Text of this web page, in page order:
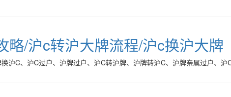
略/沪c转沪大牌流程/沪c换沪大牌
沪C、沪C过户、沪牌过户、沪C转沪牌、沪牌转沪C、沪牌亲属过户、